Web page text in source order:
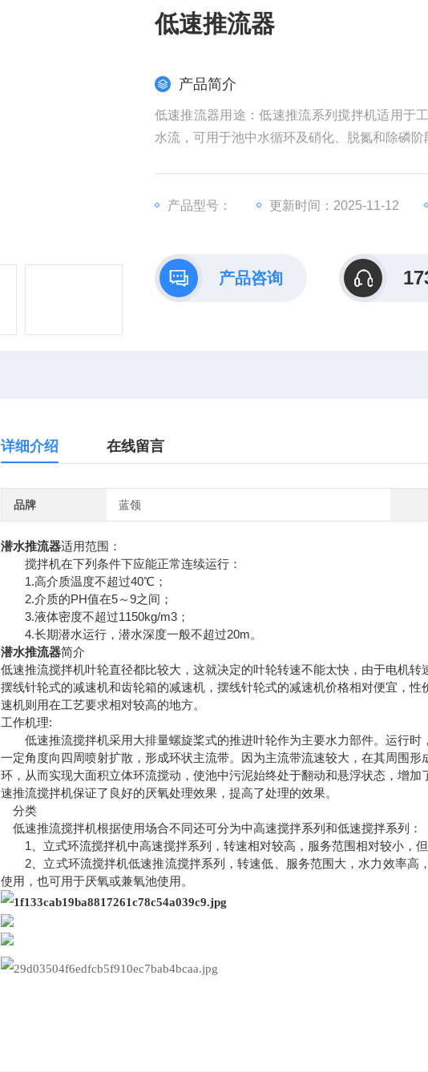
低速推流器
产品简介
低速推流器用途：低速推流系列搅拌机适用于
水流，可用于池中水循环及硝化、脱氮和除磷阶
产品型号： 更新时间：2025-11-12
产品咨询
详细介绍 在线留言
品牌 蓝领
潜水推流器适用范围：
搅拌机在下列条件下应能正常连续运行：
1.高介质温度不超过40℃；
2.介质的PH值在5～9之间；
3.液体密度不超过1150kg/m3；
4.长期潜水运行，潜水深度一般不超过20m。
潜水推流器简介
低速推流搅拌机叶轮直径都比较大，这就决定的叶轮转速不能太快，由于电机
摆线针轮式的减速机和齿轮箱的减速机，摆线针轮式的减速机价格相对便宜，
速机则用在工艺要求相对较高的地方。
工作机理:
低速推流搅拌机采用大排量螺旋桨式的推进叶轮作为主要水力部件。运行时
一定角度向四周喷射扩散，形成环状主流带。因为主流带流速较大，在其周围
环，从而实现大面积立体环流搅动，使池中污泥始终处于翻动和悬浮状态，增
速推流搅拌机保证了良好的厌氧处理效果，提高了处理的效果。
分类
低速推流搅拌机根据使用场合不同还可分为中高速搅拌系列和低速搅拌系列：
1、立式环流搅拌机中高速搅拌系列，转速相对较高，服务范围相对较小，但
2、立式环流搅拌机低速推流搅拌系列，转速低、服务范围大，水力效率高
使用，也可用于厌氧或兼氧池使用。